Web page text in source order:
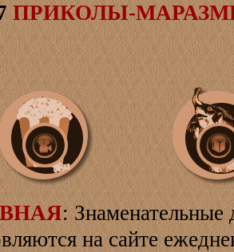
ПРИКОЛЫ-
: Знаменательные
на сайте